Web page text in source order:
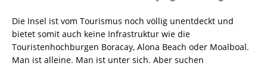
Die Insel ist vom Tourismus noch völlig unentdeckt und
bietet somit auch keine Infrastruktur wie die
Touristenhochburgen Boracay, Alona Beach oder Moalboal.
Man ist alleine. Man ist unter sich. Aber suchen